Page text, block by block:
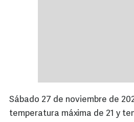
Sábado 27 de noviembre de
temperatura máxima de 21 y